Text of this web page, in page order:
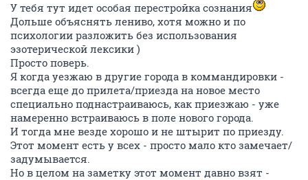
У тебя тут идет особая перестройка сознания
Дольше объяснять лениво, хотя можно и по
психологии разложить без использования
эзотерической лексики )
Просто поверь.
Я когда уезжаю в другие города в коммандировки -
всегда еще до прилета/приезда на новое место
специально поднастраиваюсь, как приезжаю - уже
намеренно встраиваюсь в поле нового города.
И тогда мне везде хорошо и не штырит по приезду.
Этот момент есть у всех - просто мало кто замечает/
задумывается.
Но в целом на заметку этот момент давно взят -